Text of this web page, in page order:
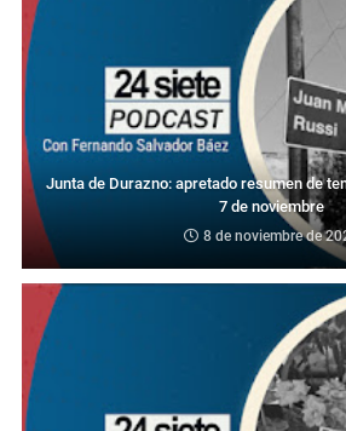
Junta de Durazno: apretado resumen de
7 de noviembre
8 de noviembre de